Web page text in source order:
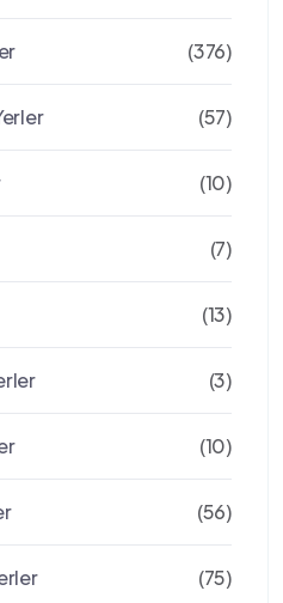
(376)
(57)
(10)
(7)
(13)
(3)
(10)
(56)
(75)